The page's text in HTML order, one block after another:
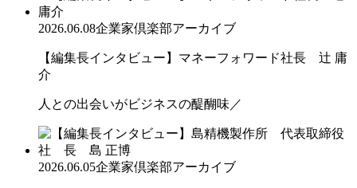
2026.06.08企業家倶楽部アーカイブ
【編集長インタビュー】マネーフォワード社長 辻 庸
介
人との出会いがビジネスの醍醐味／
2026.06.05企業家倶楽部アーカイブ